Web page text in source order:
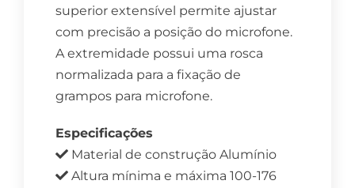
superior extensível permite ajustar
com precisão a posição do microfone.
A extremidade possui uma rosca
normalizada para a fixação de
grampos para microfone.
Especificações
Material de construção Alumínio
Altura mínima e máxima 100-176